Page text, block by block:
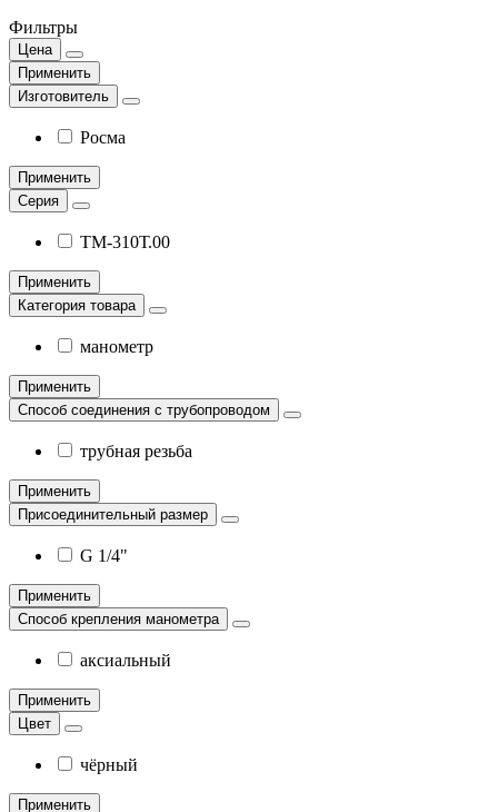
Фильтры
Цена
Применить
Изготовитель
Росма
Применить
Серия
ТМ-310Т.00
Применить
Категория товара
манометр
Применить
Способ соединения с трубопроводом
трубная резьба
Применить
Присоединительный размер
G 1/4"
Применить
Способ крепления манометра
аксиальный
Применить
Цвет
чёрный
Применить